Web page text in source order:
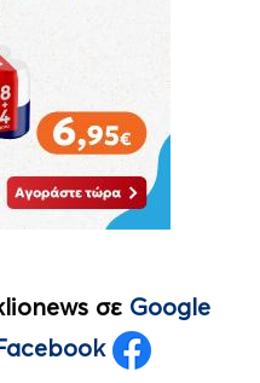
σε Google